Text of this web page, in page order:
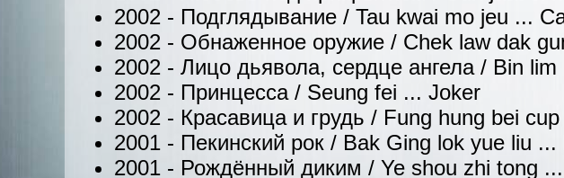
2002 - Подглядывание / Tau kwai mo jeu ...
2002 - Обнаженное оружие / Chek law dak
2002 - Лицо дьявола, сердце ангела / Bin
2002 - Принцесса / Seung fei ... Joker
2002 - Красавица и грудь / Fung hung bei
2001 - Пекинский рок / Bak Ging lok yue liu ...
2001 - Рождённый диким / Ye shou zhi tong